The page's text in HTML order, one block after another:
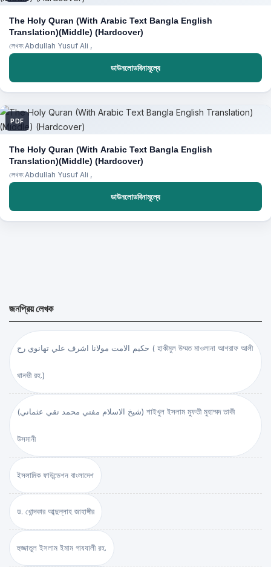
The Holy Quran (With Arabic Text Bangla English
Translation)(Middle) (Hardcover)
লেখক:Abdullah Yusuf Ali ,
ডাউনলোডবিনামূল্যে
PDF
The Holy Quran (With Arabic Text Bangla English
Translation)(Middle) (Hardcover)
লেখক:Abdullah Yusuf Ali ,
ডাউনলোডবিনামূল্যে
জনপ্রিয় লেখক
حكيم الامت مولانا اشرف علي تهانوي رح ( হাকীমুল উম্মত মাওলানা আশরাফ আলী
থানভী রহ.)
(شيخ الاسلام مفتي محمد تقي عثماني) শাইখুল ইসলাম মুফতী মুহাম্মদ তাকী
উসমানী
ইসলামিক ফাউন্ডেশন বাংলাদেশ
ড. খোন্দকার আব্দুল্লাহ জাহাঙ্গীর
হুজ্জাতুল ইসলাম ইমাম গাযযালী রহ.